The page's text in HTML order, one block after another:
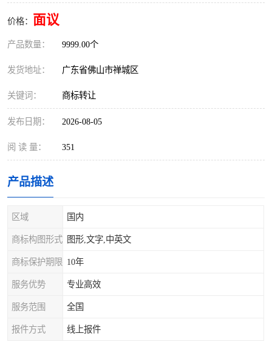
价格： 面议
产品数量： 9999.00个
发货地址： 广东省佛山市禅城区
关键词： 商标转让
发布日期： 2026-08-05
阅 读 量： 351
产品描述
区域 国内
商标构图形式 图形,文字,中英文
商标保护期限 10年
服务优势 专业高效
服务范围 全国
报件方式 线上报件